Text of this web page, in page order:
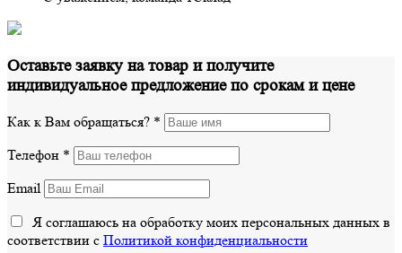
Оставьте заявку на товар и получите
индивидуальное предложение по срокам и цене
Как к Вам обращаться? *
Телефон *
Email
Я соглашаюсь на обработку моих персональных данных в
соответствии с Политикой конфиденциальности